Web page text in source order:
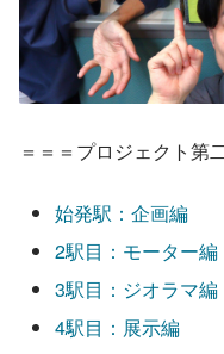
＝＝＝プロジェクト第
始発駅：企画編
2駅目：モーター編
3駅目：ジオラマ編
4駅目：展示編